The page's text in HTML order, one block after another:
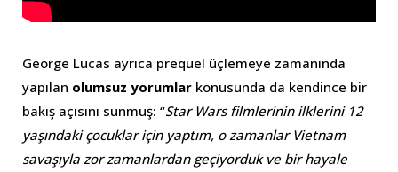
George Lucas ayrıca prequel üçlemeye zamanında
yapılan olumsuz yorumlar konusunda da kendince bir
bakış açısını sunmuş: “Star Wars filmlerinin ilklerini 12
yaşındaki çocuklar için yaptım, o zamanlar Vietnam
savaşıyla zor zamanlardan geçiyorduk ve bir hayale